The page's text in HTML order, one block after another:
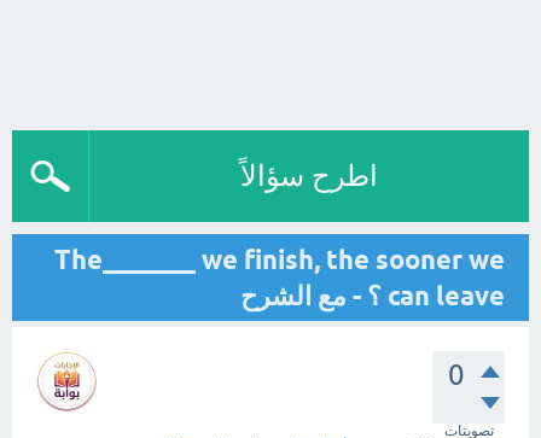
اطرح سؤالاً
The_______ we finish, the sooner we
can leave ؟ - مع الشرح
0
تصويتات